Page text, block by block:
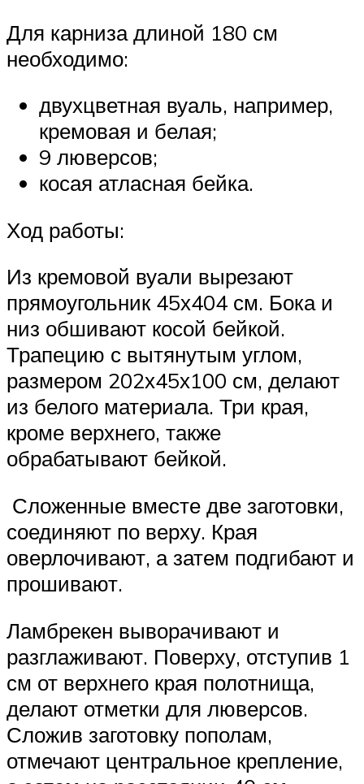
Для карниза длиной 180 см
необходимо:
двухцветная вуаль, например,
кремовая и белая;
9 люверсов;
косая атласная бейка.
Ход работы:
Из кремовой вуали вырезают
прямоугольник 45х404 см. Бока и
низ обшивают косой бейкой.
Трапецию с вытянутым углом,
размером 202х45х100 см, делают
из белого материала. Три края,
кроме верхнего, также
обрабатывают бейкой.
Сложенные вместе две заготовки,
соединяют по верху. Края
оверлочивают, а затем подгибают и
прошивают.
Ламбрекен выворачивают и
разглаживают. Поверху, отступив 1
см от верхнего края полотнища,
делают отметки для люверсов.
Сложив заготовку пополам,
отмечают центральное крепление,